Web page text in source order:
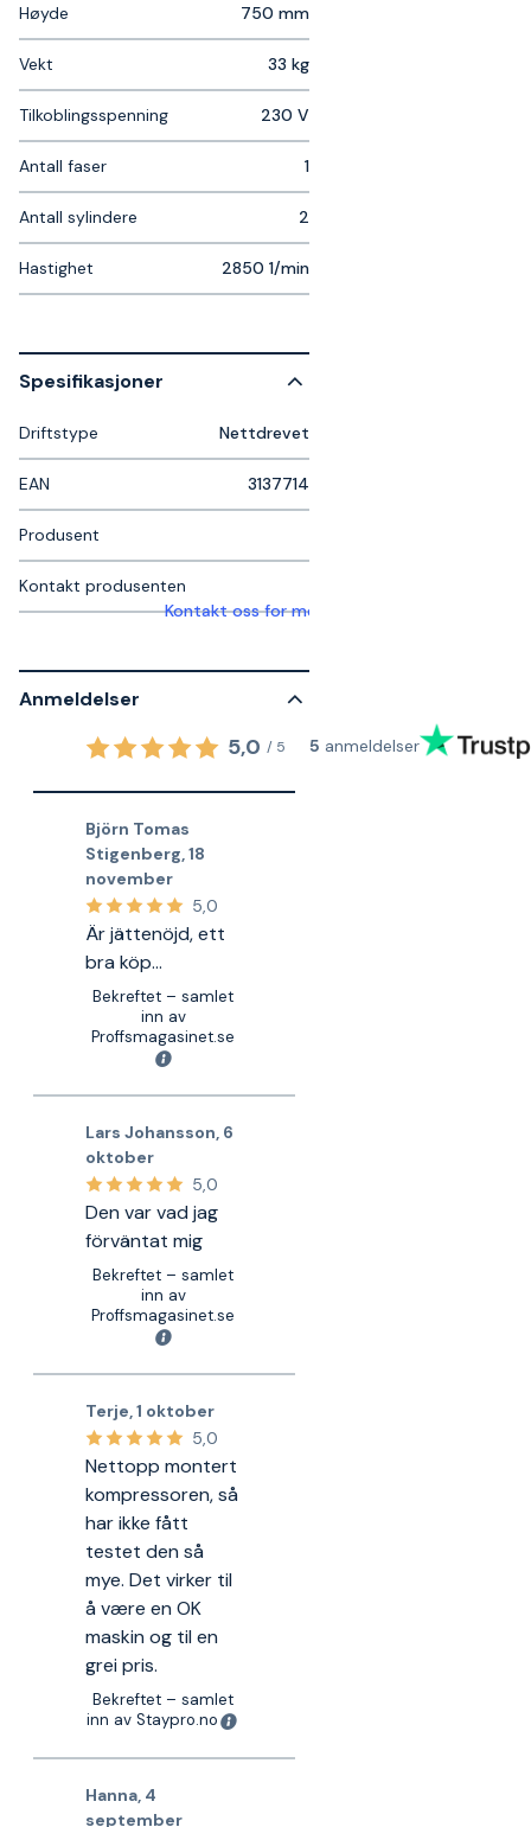
Høyde 750 mm
Vekt 33 kg
Tilkoblingsspenning 230 V
Antall faser 1
Antall sylindere 2
Hastighet 2850 1/min
Spesifikasjoner
Driftstype Nettdrevet
EAN 3137714
Produsent
Kontakt produsenten
Kontakt oss for mer informasjon
Anmeldelser
5,0 / 5 5 anmeldelser
Björn Tomas
Stigenberg ,18
november
5,0
Är jättenöjd, ett
bra köp...
Bekreftet – samlet
inn av
Proffsmagasinet.se
Lars Johansson 6
oktober
5,0
Den var vad jag
förväntat mig
Bekreftet – samlet
inn av
Proffsmagasinet.se
Terje ,1 oktober
5,0
Nettopp montert
kompressoren, så
har ikke fått
testet den så
mye. Det virker til
å være en OK
maskin og til en
grei pris.
Bekreftet – samlet
inn av Staypro.no
Hanna 4
september